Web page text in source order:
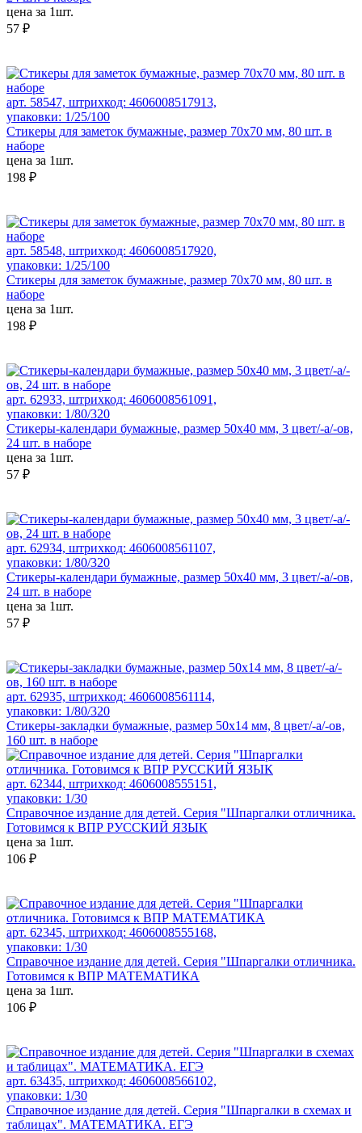
цена за 1шт.
57 ₽
арт. 58547, штрихкод: 4606008517913,
упаковки: 1/25/100
Стикеры для заметок бумажные, размер 70х70 мм, 80 шт. в
наборе
цена за 1шт.
198 ₽
арт. 58548, штрихкод: 4606008517920,
упаковки: 1/25/100
Стикеры для заметок бумажные, размер 70х70 мм, 80 шт. в
наборе
цена за 1шт.
198 ₽
арт. 62933, штрихкод: 4606008561091,
упаковки: 1/80/320
Стикеры-календари бумажные, размер 50x40 мм, 3 цвет/-а/-ов,
24 шт. в наборе
цена за 1шт.
57 ₽
арт. 62934, штрихкод: 4606008561107,
упаковки: 1/80/320
Стикеры-календари бумажные, размер 50x40 мм, 3 цвет/-а/-ов,
24 шт. в наборе
цена за 1шт.
57 ₽
арт. 62935, штрихкод: 4606008561114,
упаковки: 1/80/320
Стикеры-закладки бумажные, размер 50x14 мм, 8 цвет/-а/-ов,
160 шт. в наборе
арт. 62344, штрихкод: 4606008555151,
упаковки: 1/30
Справочное издание для детей. Серия "Шпаргалки отличника.
Готовимся к ВПР РУССКИЙ ЯЗЫК
цена за 1шт.
106 ₽
арт. 62345, штрихкод: 4606008555168,
упаковки: 1/30
Справочное издание для детей. Серия "Шпаргалки отличника.
Готовимся к ВПР МАТЕМАТИКА
цена за 1шт.
106 ₽
арт. 63435, штрихкод: 4606008566102,
упаковки: 1/30
Справочное издание для детей. Серия "Шпаргалки в схемах и
таблицах". МАТЕМАТИКА. ЕГЭ